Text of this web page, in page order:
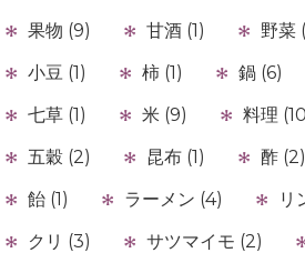
果物 (9)
甘酒 (1) 野菜
小豆 (1)
柿 (1) 鍋 (6)
七草 (1)
米 (9) 料理
五穀 (2)
昆布 (1) 酢 (2)
飴 (1)
ラーメン (4) リ
クリ (3)
サツマイモ (2)